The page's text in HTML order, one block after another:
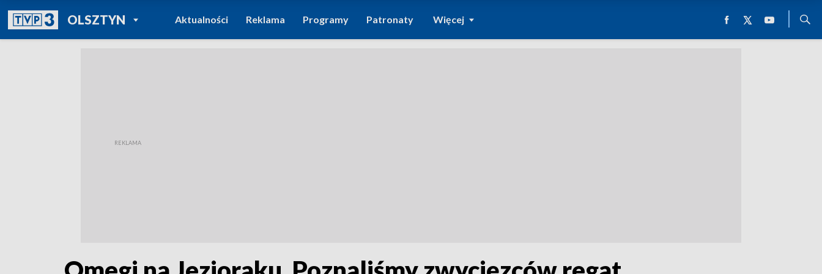
OLSZTYNPOWRÓT DO
TVP REGIONY
Aktualności Reklama Programy Patronaty Więcej